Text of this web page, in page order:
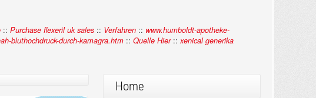
:: Purchase flexeril uk sales :: Verfahren :: www.humboldt-apotheke-
bluthochdruck-durch-kamagra.htm :: Quelle Hier::xenical generika
Home